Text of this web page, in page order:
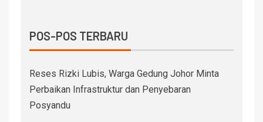
POS-POS TERBARU
Reses Rizki Lubis, Warga Gedung Johor Minta
Perbaikan Infrastruktur dan Penyebaran
Posyandu